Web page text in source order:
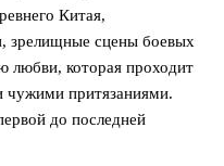
Китая,
зрелищные сцены боевых
любви, которая проходит
чужими притязаниями.
до последней